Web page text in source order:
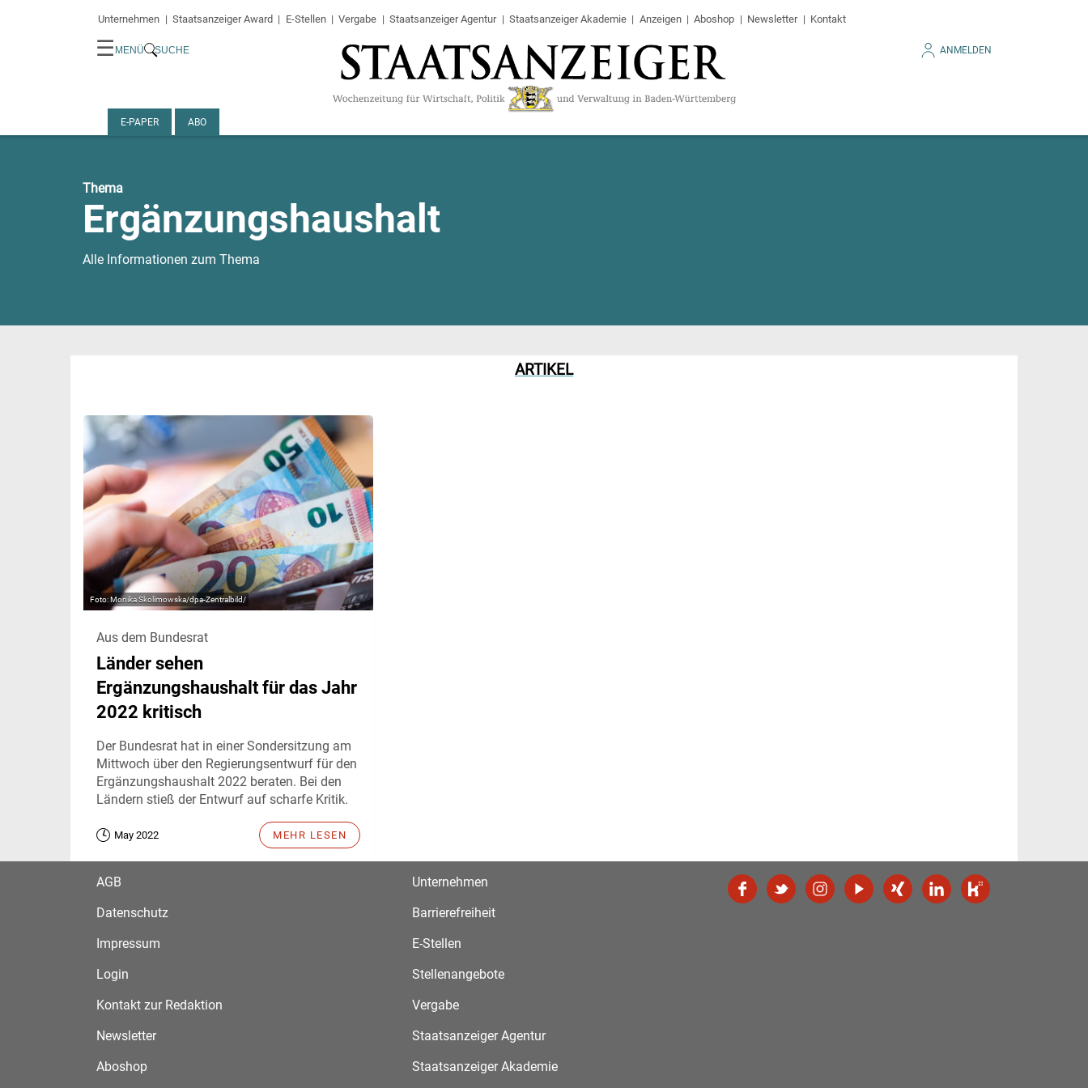
Unternehmen Staatsanzeiger Award E-Stellen Vergabe Staatsanzeiger Agentur Staatsanzeiger Akademie Anzeigen Aboshop Newsletter Kontakt
☰ MENÜ SUCHE ANMELDEN
E-PAPER ABO
Thema
Ergänzungshaushalt
Alle Informationen zum Thema
ARTIKEL
Monika Skolimowska/dpa-Zentralbild/
Aus dem Bundesrat
Länder sehen
Ergänzungshaushalt für das Jahr
2022 kritisch
Der Bundesrat hat in einer Sondersitzung am
Mittwoch über den Regierungsentwurf für den
Ergänzungshaushalt 2022 beraten. Bei den
Ländern stieß der Entwurf auf scharfe Kritik.
May 2022 MEHR LESEN
AGB
Datenschutz
Impressum
Login
Kontakt zur Redaktion
Newsletter
Aboshop
Unternehmen
Barrierefreiheit
E-Stellen
Stellenangebote
Vergabe
Staatsanzeiger Agentur
Staatsanzeiger Akademie